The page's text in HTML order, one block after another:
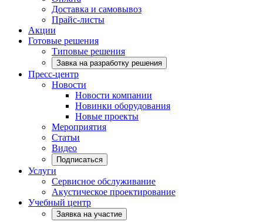
Доставка и самовывоз
Прайс-листы
Акции
Готовые решения
Типовые решения
Завка на разработку решения
Пресс-центр
Новости
Новости компании
Новинки оборудования
Новые проекты
Мероприятия
Статьи
Видео
Подписаться
Услуги
Сервисное обслуживание
Акустическое проектирование
Учебный центр
Заявка на участие